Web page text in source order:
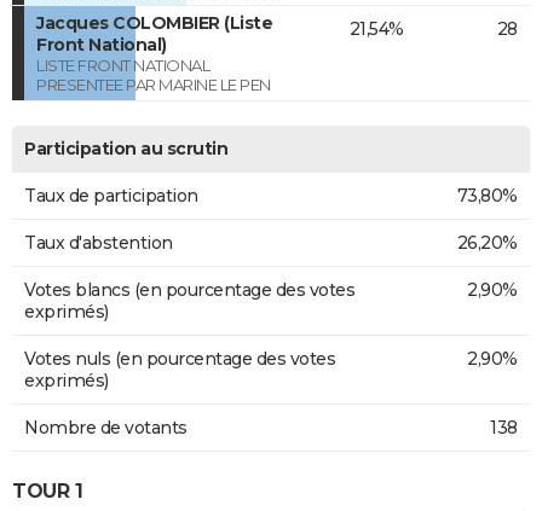
Jacques COLOMBIER (Liste
Front National)
LISTE FRONT NATIONAL
PRESENTEE PAR MARINE LE PEN
21,54% 28
Participation au scrutin
Taux de participation 73,80%
Taux d'abstention 26,20%
Votes blancs (en pourcentage des votes
exprimés)
2,90%
Votes nuls (en pourcentage des votes
exprimés)
2,90%
Nombre de votants 138
TOUR 1